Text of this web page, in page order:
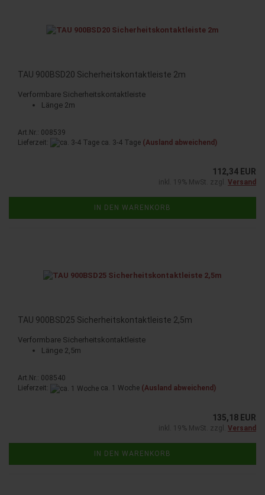
TAU 900BSD20 Sicherheitskontaktleiste 2m
Verformbare Sicherheitskontaktleiste
Länge 2m
Art.Nr.: 008539
Lieferzeit:
ca. 3-4 Tage (Ausland abweichend)
112,34 EUR
inkl. 19% MwSt. zzgl. Versand
IN DEN WARENKORB
TAU 900BSD25 Sicherheitskontaktleiste 2,5m
Verformbare Sicherheitskontaktleiste
Länge 2,5m
Art.Nr.: 008540
Lieferzeit:
ca. 1 Woche (Ausland abweichend)
135,18 EUR
inkl. 19% MwSt. zzgl. Versand
IN DEN WARENKORB